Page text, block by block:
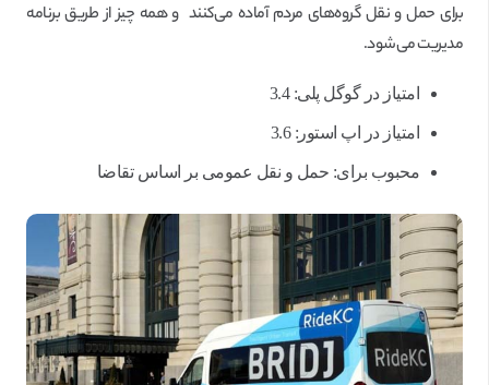
برای حمل و نقل گروه‌های مردم آماده می‌کنند و همه چیز از طریق برنامه
مدیریت می‌شود.
امتیاز در گوگل پلی: 3.4
امتیاز در اپ استور: 3.6
محبوب برای: حمل و نقل عمومی بر اساس تقاضا